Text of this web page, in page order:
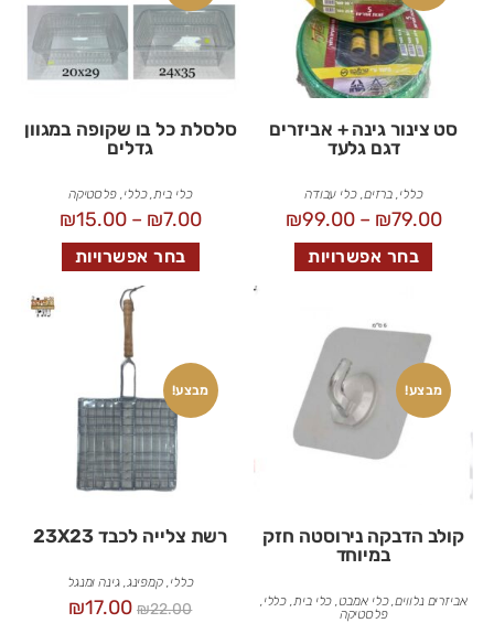
סט צינור גינה + אביזרים
דגם גלעד
כללי, ברזים,כלי עבודה
₪79.00
–
₪99.00
בחר אפשרויות
סלסלת כל בו שקופה במגוון
גדלים
כלי בית,כללי, פלסטיקה
₪7.00
–
₪15.00
בחר אפשרויות
מבצע!
קולב הדבקה נירוסטה חזק
במיוחד
אביזרים נלווים,כלי אמבט, כלי בית, כללי,
פלסטיקה
מבצע!
רשת צלייה לכבד 23X23
כללי, קמפינג, גינה ומנגל
₪22.00
₪17.00